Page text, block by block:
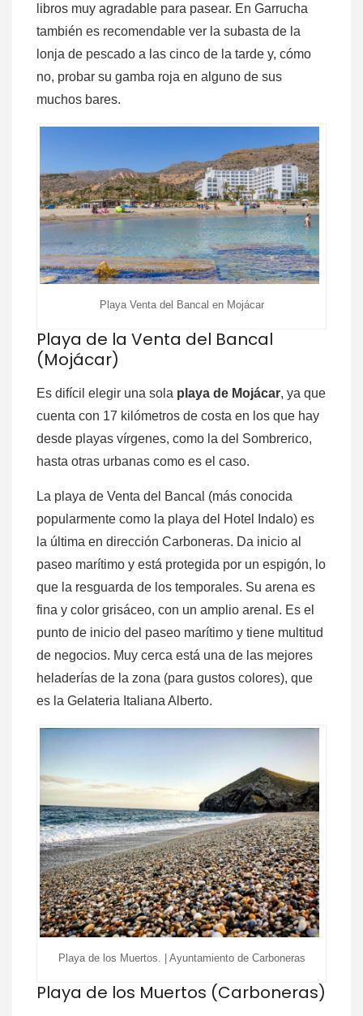
libros muy agradable para pasear. En Garrucha
también es recomendable ver la subasta de la
lonja de pescado a las cinco de la tarde y, cómo
no, probar su gamba roja en alguno de sus
muchos bares.
Playa Venta del Bancal en Mojácar
Playa de la Venta del Bancal
(Mojácar)
Es difícil elegir una sola playa de Mojácar, ya que
cuenta con 17 kilómetros de costa en los que hay
desde playas vírgenes, como la del Sombrerico,
hasta otras urbanas como es el caso.
La playa de Venta del Bancal (más conocida
popularmente como la playa del Hotel Indalo) es
la última en dirección Carboneras. Da inicio al
paseo marítimo y está protegida por un espigón, lo
que la resguarda de los temporales. Su arena es
fina y color grisáceo, con un amplio arenal. Es el
punto de inicio del paseo marítimo y tiene multitud
de negocios. Muy cerca está una de las mejores
heladerías de la zona (para gustos colores), que
es la Gelateria Italiana Alberto.
Playa de los Muertos. | Ayuntamiento de Carboneras
Playa de los Muertos (Carboneras)